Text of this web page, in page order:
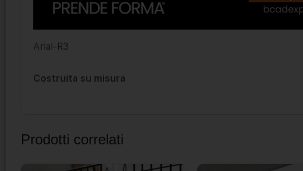
Arial-R3
Costruita su misura
Prodotti correlati